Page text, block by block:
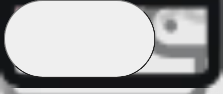
Pościel Dual Feel
Pościel z gładkiej bawełny